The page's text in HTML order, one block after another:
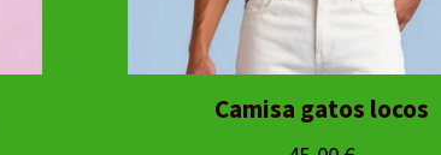
Camisa gatos locos